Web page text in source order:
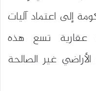
إلى اعتماد آليات
عقارية تسع هذه
غير الصالحة